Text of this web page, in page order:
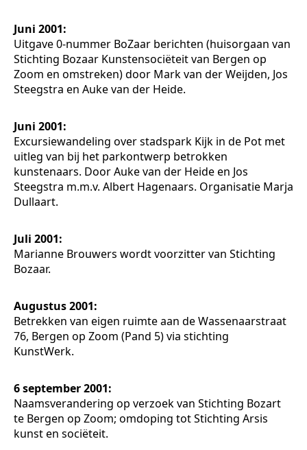
Juni 2001:
Uitgave 0-nummer BoZaar berichten (huisorgaan van
Stichting Bozaar Kunstensociëteit van Bergen op
Zoom en omstreken) door Mark van der Weijden, Jos
Steegstra en Auke van der Heide.
Juni 2001:
Excursiewandeling over stadspark Kijk in de Pot met
uitleg van bij het parkontwerp betrokken
kunstenaars. Door Auke van der Heide en Jos
Steegstra m.m.v. Albert Hagenaars. Organisatie Marja
Dullaart.
Juli 2001:
Marianne Brouwers wordt voorzitter van Stichting
Bozaar.
Augustus 2001:
Betrekken van eigen ruimte aan de Wassenaarstraat
76, Bergen op Zoom (Pand 5) via stichting
KunstWerk.
6 september 2001:
Naamsverandering op verzoek van Stichting Bozart
te Bergen op Zoom; omdoping tot Stichting Arsis
kunst en sociëteit.